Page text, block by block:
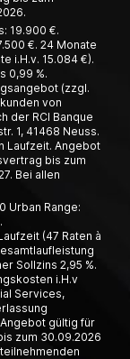
19.900 €.
€. 24 Monate
i.H.v. 15.084 €).
0,99 %.
(zzgl.
von
der RCI Banque
1, 41468 Neuss.
Laufzeit. Angebot
bis zum
Bei allen
Urban Range:
(47 Raten à
Sollzins 2,95 %.
i.H.v
Services,
gültig für
zum 30.09.2026